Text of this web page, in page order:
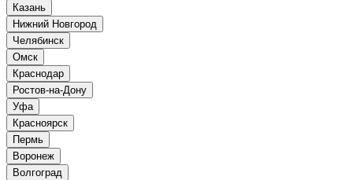
Казань
Нижний Новгород
Челябинск
Омск
Краснодар
Ростов-на-Дону
Уфа
Красноярск
Пермь
Воронеж
Волгоград